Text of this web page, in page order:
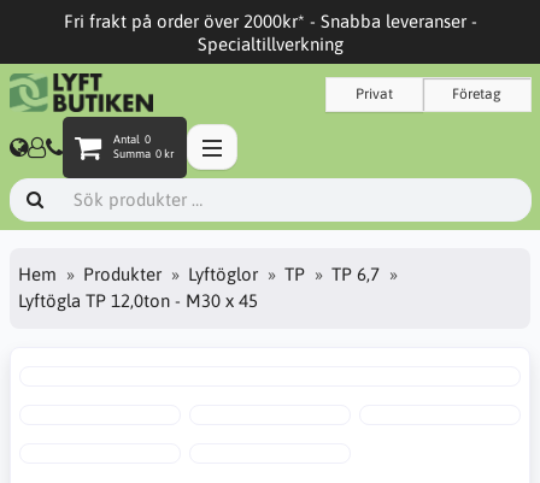
Fri frakt på order över 2000kr* - Snabba leveranser -
Specialtillverkning
Privat Företag
Antal 0
Summa 0 kr
Hem Produkter Lyftöglor TP
TP 6,7
Lyftögla TP 12,0ton - M30 x 45